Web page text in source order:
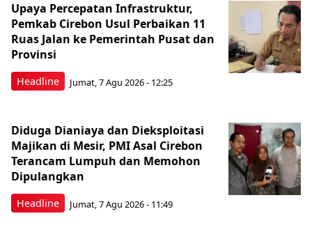
Headline
Upaya Percepatan Infrastruktur,
Pemkab Cirebon Usul Perbaikan 11
Ruas Jalan ke Pemerintah Pusat dan
Provinsi
Jumat, 7 Agu 2026 - 12:25
Headline
Diduga Dianiaya dan Dieksploitasi
Majikan di Mesir, PMI Asal Cirebon
Terancam Lumpuh dan Memohon
Dipulangkan
Jumat, 7 Agu 2026 - 11:49